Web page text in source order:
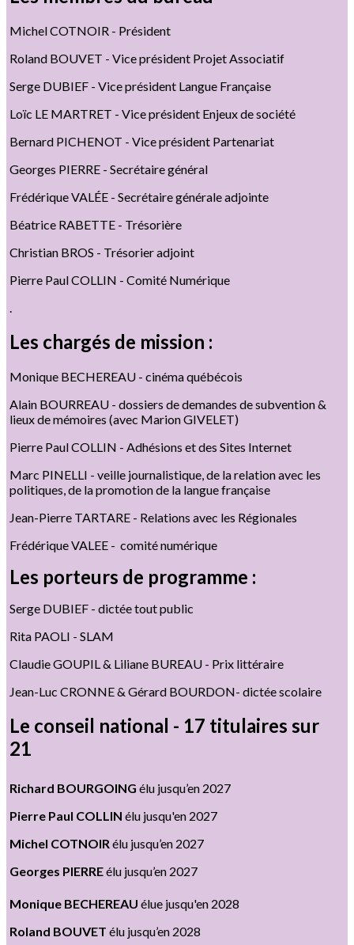
Michel COTNOIR - Président
Roland BOUVET - Vice président Projet Associatif
Serge DUBIEF - Vice président Langue Française
Loïc LE MARTRET - Vice président Enjeux de société
Bernard PICHENOT - Vice président Partenariat
Georges PIERRE - Secrétaire général
Frédérique VALÉE - Secrétaire générale adjointe
Béatrice RABETTE - Trésorière
Christian BROS - Trésorier adjoint
Pierre Paul COLLIN - Comité Numérique
.
Les chargés de mission :
Monique BECHEREAU - cinéma québécois
Alain BOURREAU - dossiers de demandes de subvention &
lieux de mémoires (avec Marion GIVELET)
Pierre Paul COLLIN - Adhésions et des Sites Internet
Marc PINELLI - veille journalistique, de la relation avec les
politiques, de la promotion de la langue française
Jean-Pierre TARTARE - Relations avec les Régionales
Frédérique VALEE - comité numérique
Les porteurs de programme :
Serge DUBIEF - dictée tout public
Rita PAOLI - SLAM
Claudie GOUPIL & Liliane BUREAU - Prix littéraire
Jean-Luc CRONNE & Gérard BOURDON- dictée scolaire
Le conseil national - 17 titulaires sur
21
Richard BOURGOING élu jusqu’en 2027
Pierre Paul COLLIN élu jusqu'en 2027
Michel COTNOIR élu jusqu’en 2027
Georges PIERREélu jusqu’en 2027
Monique BECHEREAU élue jusqu'en 2028
Roland BOUVET élu jusqu’en 2028